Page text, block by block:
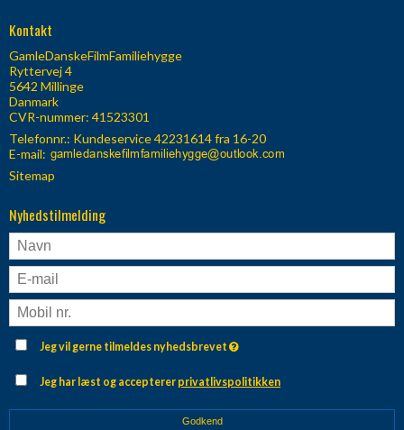
Kontakt
GamleDanskeFilmFamiliehygge
Ryttervej 4
5642 Millinge
Danmark
CVR-nummer: 41523301
Telefonnr.: Kundeservice 42231614 fra 16-20
E-mail:
Sitemap
Nyhedstilmelding
Jeg vil gerne tilmeldes nyhedsbrevet
Jeg har læst og accepterer privatlivspolitikken
Godkend